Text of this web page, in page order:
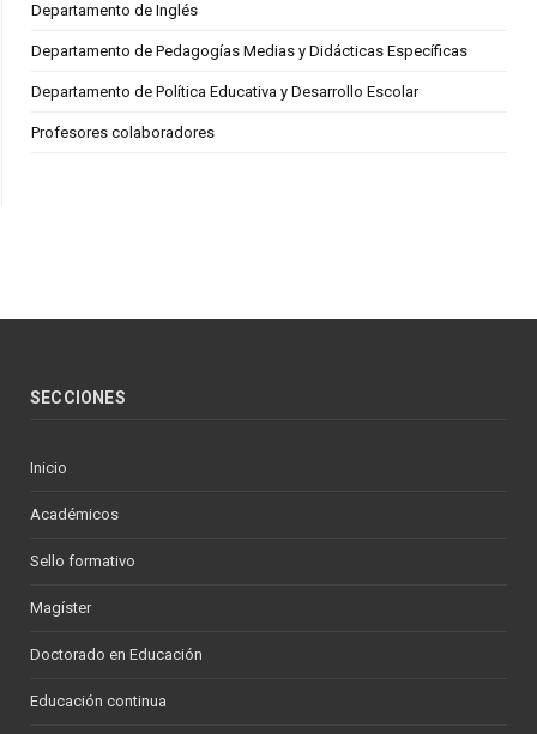
Departamento de Inglés
Departamento de Pedagogías Medias y Didácticas Específicas
Departamento de Política Educativa y Desarrollo Escolar
Profesores colaboradores
SECCIONES
Inicio
Académicos
Sello formativo
Magíster
Doctorado en Educación
Educación continua